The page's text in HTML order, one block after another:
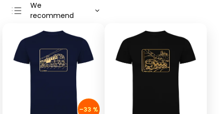
We
recommend
Most expensive
Bestsellers
Alphabetically
–33 %